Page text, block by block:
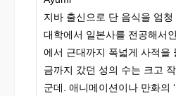
지바 출신으로 단 음식을 엄청
대학에서 일본사를 전공해서
에서 근대까지 폭넓게 사적을
금까지 갔던 성의 수는 크고
군데. 애니메이션이나 만화의